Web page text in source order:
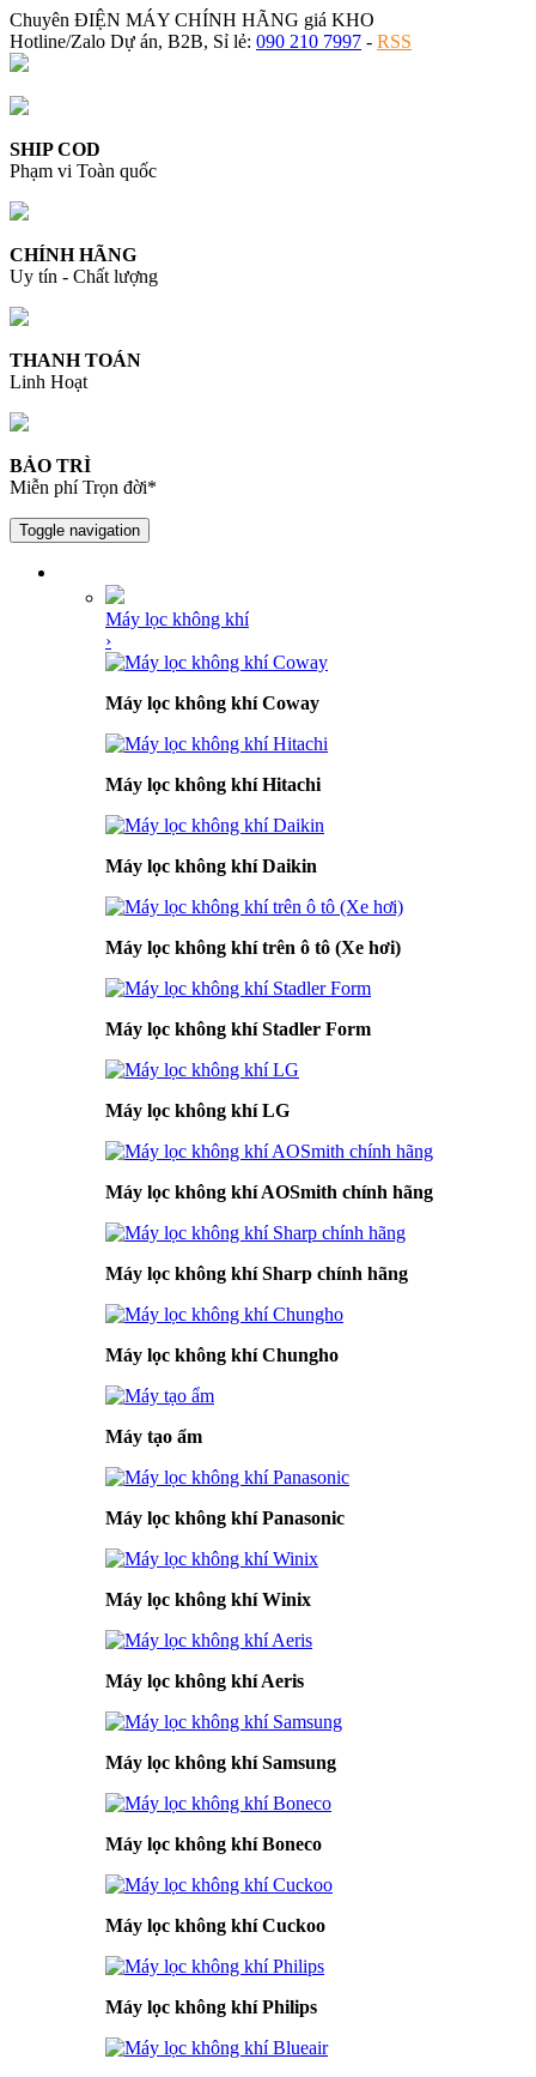
Chuyên ĐIỆN MÁY CHÍNH HÃNG giá KHO
Hotline/Zalo Dự án, B2B, Sỉ lẻ: 090 210 7997 - RSS
SHIP COD
Phạm vi Toàn quốc
CHÍNH HÃNG
Uy tín - Chất lượng
THANH TOÁN
Linh Hoạt
BẢO TRÌ
Miễn phí Trọn đời*
Toggle navigation
Máy lọc không khí
›
Máy lọc không khí Coway
Máy lọc không khí Hitachi
Máy lọc không khí Daikin
Máy lọc không khí trên ô tô (Xe hơi)
Máy lọc không khí Stadler Form
Máy lọc không khí LG
Máy lọc không khí AOSmith chính hãng
Máy lọc không khí Sharp chính hãng
Máy lọc không khí Chungho
Máy tạo ẩm
Máy lọc không khí Panasonic
Máy lọc không khí Winix
Máy lọc không khí Aeris
Máy lọc không khí Samsung
Máy lọc không khí Boneco
Máy lọc không khí Cuckoo
Máy lọc không khí Philips